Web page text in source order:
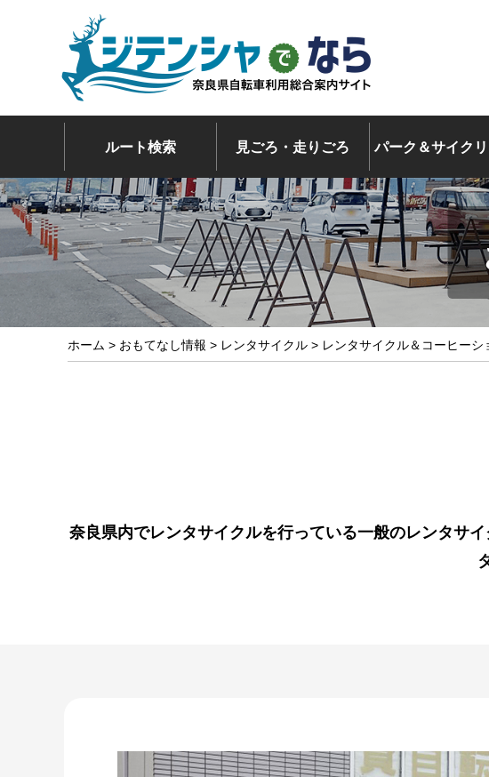
ルート検索 見ごろ・走りごろ パーク＆サイク
ホーム > おもてなし情報 > レンタサイクル > レンタサイクル＆コーヒーシ
奈良県内でレンタサイクルを行っている一般のレンタサ